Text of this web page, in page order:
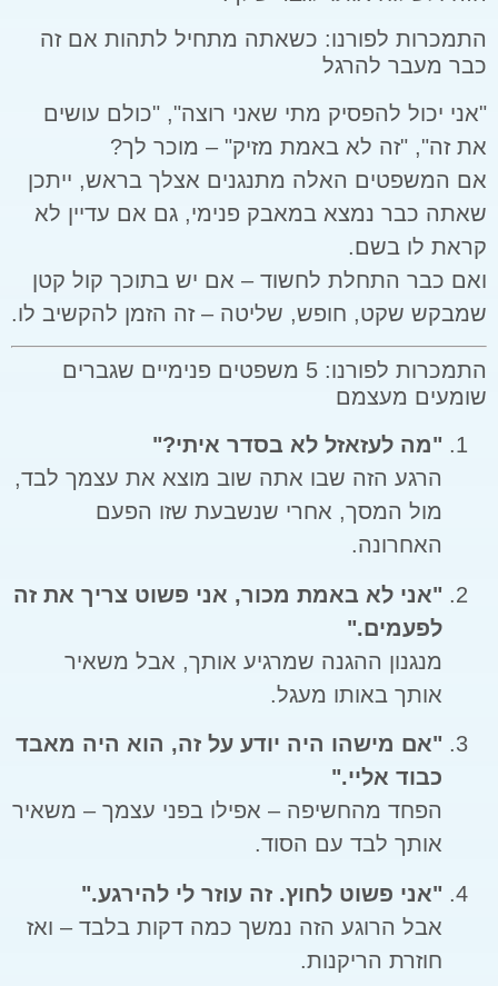
התמכרות לפורנו: כשאתה מתחיל לתהות אם זה
כבר מעבר להרגל
"אני יכול להפסיק מתי שאני רוצה", "כולם עושים
את זה", "זה לא באמת מזיק" – מוכר לך?
אם המשפטים האלה מתנגנים אצלך בראש, ייתכן
שאתה כבר נמצא במאבק פנימי, גם אם עדיין לא
קראת לו בשם.
ואם כבר התחלת לחשוד – אם יש בתוכך קול קטן
שמבקש שקט, חופש, שליטה – זה הזמן להקשיב לו.
התמכרות לפורנו: 5 משפטים פנימיים שגברים
שומעים מעצמם
"מה לעזאזל לא בסדר איתי?"
הרגע הזה שבו אתה שוב מוצא את עצמך לבד,
מול המסך, אחרי שנשבעת שזו הפעם
האחרונה.
"אני לא באמת מכור, אני פשוט צריך את זה
לפעמים."
מנגנון ההגנה שמרגיע אותך, אבל משאיר
אותך באותו מעגל.
"אם מישהו היה יודע על זה, הוא היה מאבד
כבוד אליי."
הפחד מהחשיפה – אפילו בפני עצמך – משאיר
אותך לבד עם הסוד.
"אני פשוט לחוץ. זה עוזר לי להירגע."
אבל הרוגע הזה נמשך כמה דקות בלבד – ואז
חוזרת הריקנות.